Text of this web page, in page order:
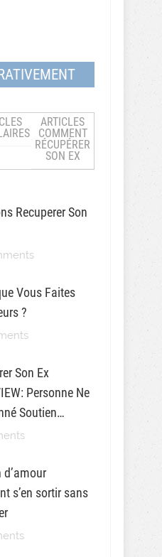
ARTICLES
COMMENT
RÉCUPÉRER
SON EX
Recuperer Son
Vous Faites
?
Son Ex
Personne Ne
Soutien…
d’amour
s’en sortir sans